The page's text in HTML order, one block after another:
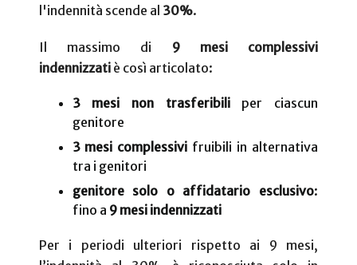
l'indennità scende al 30%.
Il massimo di 9 mesi complessivi
indennizzati è così articolato:
3 mesi non trasferibiliper ciascun
genitore
3 mesi complessivi fruibili in alternativa
tra i genitori
genitore solo o affidatario esclusivo:
fino a 9 mesi indennizzati
Per i periodi ulteriori rispetto ai 9 mesi,